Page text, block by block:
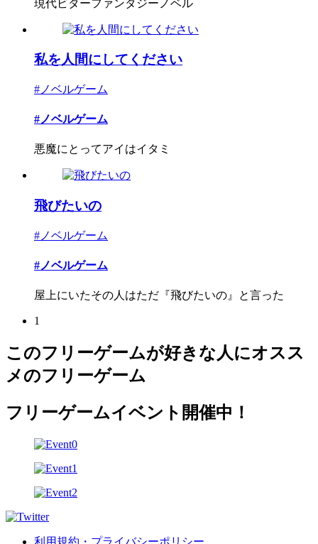
現代ビターファンタジーノベル
私を人間にしてください
#ノベルゲーム
#ノベルゲーム
悪魔にとってアイはイタミ
飛びたいの
#ノベルゲーム
#ノベルゲーム
屋上にいたその人はただ『飛びたいの』と言った
1
このフリーゲームが好きな人にオスス
メのフリーゲーム
フリーゲームイベント開催中！